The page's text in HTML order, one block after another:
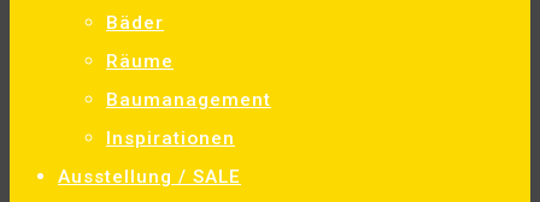
Bäder
Räume
Baumanagement
Inspirationen
Ausstellung / SALE